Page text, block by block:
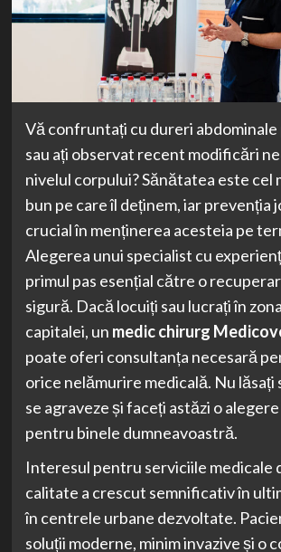
Vă confruntați cu dureri
sau ați observat recent modificări
nivelul corpului? Sănătatea este cel
bun pe care îl deținem, iar prevenția
crucial în menținerea acesteia pe
Alegerea unui specialist cu
primul pas esențial către o
sigură. Dacă locuiți sau lucrați în
capitalei, un medic chirurg
poate oferi consultanța necesară
orice nelămurire medicală. Nu lăsați
se agraveze și faceți astăzi o
pentru binele dumneavoastră.
Interesul pentru serviciile medicale
calitate a crescut semnificativ în
în centrele urbane dezvoltate.
soluții moderne, minim invazive și o